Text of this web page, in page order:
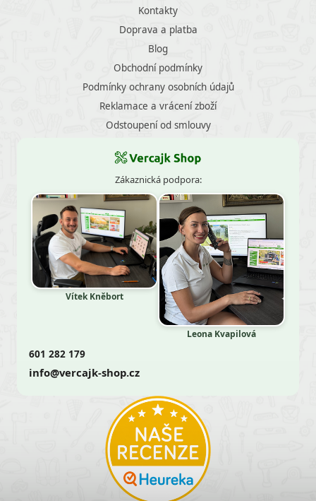
Kontakty
Doprava a platba
Blog
Obchodní podmínky
Podmínky ochrany osobních údajů
Reklamace a vrácení zboží
Odstoupení od smlouvy
Zákaznická podpora:
Vítek Kněbort
Leona Kvapilová
601 282 179
info@vercajk-shop.cz